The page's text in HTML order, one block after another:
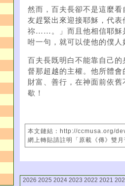
然而，百夫長卻不是這麼
友趕緊出來迎接耶穌，代
祢……。」而且他相信耶穌
咐一句，就可以使他的僕人
百夫長既明白不能靠自己
督那超越的主權。他所體
財富、善行，在神面前依
歇！
本文鏈結：http://ccmusa.org/
網上轉貼請註明「原載《傳》雙
2026 2025 2024 2023 2022 2021